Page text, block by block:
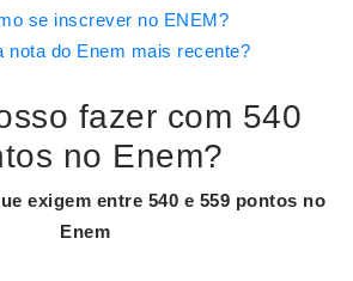
se inscrever no ENEM?
nota do Enem mais recente?
fazer com 540
no Enem?
exigem entre 540 e 559 pontos no
Enem